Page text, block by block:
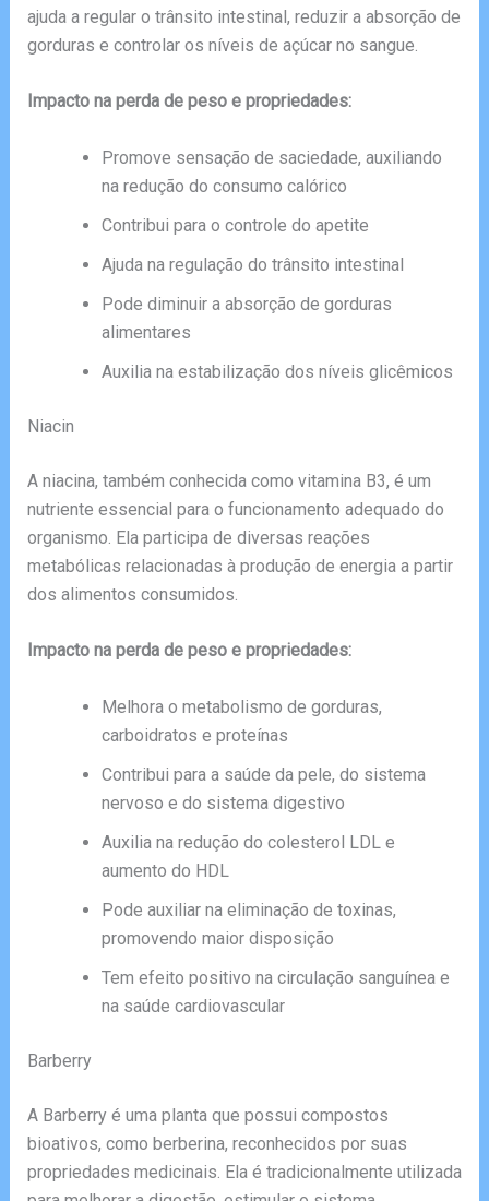
ajuda a regular o trânsito intestinal, reduzir a absorção de
gorduras e controlar os níveis de açúcar no sangue.
Impacto na perda de peso e propriedades:
Promove sensação de saciedade, auxiliando
na redução do consumo calórico
Contribui para o controle do apetite
Ajuda na regulação do trânsito intestinal
Pode diminuir a absorção de gorduras
alimentares
Auxilia na estabilização dos níveis glicêmicos
Niacin
A niacina, também conhecida como vitamina B3, é um
nutriente essencial para o funcionamento adequado do
organismo. Ela participa de diversas reações
metabólicas relacionadas à produção de energia a partir
dos alimentos consumidos.
Impacto na perda de peso e propriedades:
Melhora o metabolismo de gorduras,
carboidratos e proteínas
Contribui para a saúde da pele, do sistema
nervoso e do sistema digestivo
Auxilia na redução do colesterol LDL e
aumento do HDL
Pode auxiliar na eliminação de toxinas,
promovendo maior disposição
Tem efeito positivo na circulação sanguínea e
na saúde cardiovascular
Barberry
A Barberry é uma planta que possui compostos
bioativos, como berberina, reconhecidos por suas
propriedades medicinais. Ela é tradicionalmente utilizada